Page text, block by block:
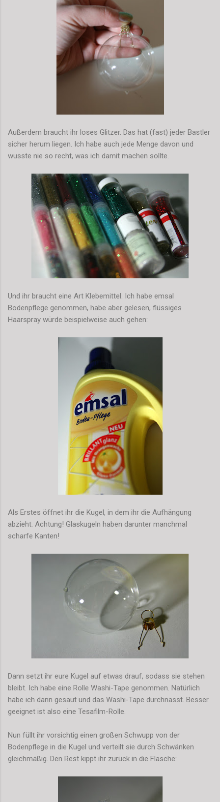
Außerdem braucht ihr loses Glitzer. Das hat (fast) jeder Bastler
sicher herum liegen. Ich habe auch jede Menge davon und
wusste nie so recht, was ich damit machen sollte.
Und ihr braucht eine Art Klebemittel. Ich habe emsal
Bodenpflege genommen, habe aber gelesen, flüssiges
Haarspray würde beispielweise auch gehen:
Als Erstes öffnet ihr die Kugel, in dem ihr die Aufhängung
abzieht. Achtung! Glaskugeln haben darunter manchmal
scharfe Kanten!
Dann setzt ihr eure Kugel auf etwas drauf, sodass sie stehen
bleibt. Ich habe eine Rolle Washi-Tape genommen. Natürlich
habe ich dann gesaut und das Washi-Tape durchnässt. Besser
geeignet ist also eine Tesafilm-Rolle.
Nun füllt ihr vorsichtig einen großen Schwupp von der
Bodenpflege in die Kugel und verteilt sie durch Schwänken
gleichmäßig. Den Rest kippt ihr zurück in die Flasche: